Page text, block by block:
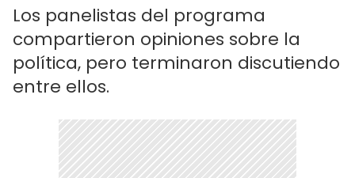
Los panelistas del programa
compartieron opiniones sobre la
política, pero terminaron discutiendo
entre ellos.